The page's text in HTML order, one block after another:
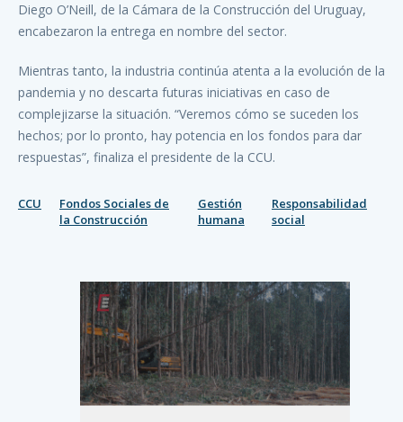
Diego O’Neill, de la Cámara de la Construcción del Uruguay,
encabezaron la entrega en nombre del sector.
Mientras tanto, la industria continúa atenta a la evolución de la
pandemia y no descarta futuras iniciativas en caso de
complejizarse la situación. “Veremos cómo se suceden los
hechos; por lo pronto, hay potencia en los fondos para dar
respuestas”, finaliza el presidente de la CCU.
CCU
Fondos Sociales de
la Construcción
Gestión
humana
Responsabilidad
social